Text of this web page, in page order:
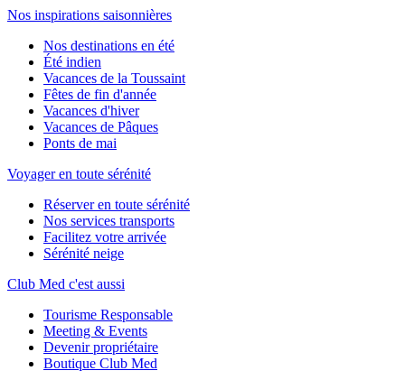
Nos inspirations saisonnières
Nos destinations en été
Été indien
Vacances de la Toussaint
Fêtes de fin d'année
Vacances d'hiver
Vacances de Pâques
Ponts de mai
Voyager en toute sérénité
Réserver en toute sérénité
Nos services transports
Facilitez votre arrivée
Sérénité neige
Club Med c'est aussi
Tourisme Responsable
Meeting & Events
Devenir propriétaire
Boutique Club Med